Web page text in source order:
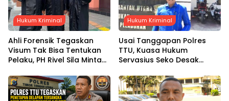
Hukum Kriminal
Ahli Forensik Tegaskan
Visum Tak Bisa Tentukan
Pelaku, PH Rivel Sila Minta
Fakta Persidangan
Hukum Kriminal
Usai Tanggapan Polres
TTU, Kuasa Hukum
Servasius Seko Desak
Bukti